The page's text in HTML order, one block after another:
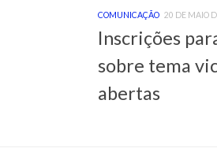
COMUNICAÇÃO 20 DE MAIO
Inscrições
sobre tema
abertas